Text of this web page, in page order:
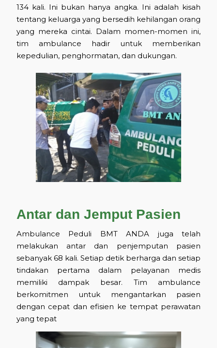
134 kali. Ini bukan hanya angka. Ini adalah kisah
tentang keluarga yang bersedih kehilangan orang
yang mereka cintai. Dalam momen-momen ini,
tim ambulance hadir untuk memberikan
kepedulian, penghormatan, dan dukungan.
Antar dan Jemput Pasien
Ambulance Peduli BMT ANDA juga telah
melakukan antar dan penjemputan pasien
sebanyak 68 kali. Setiap detik berharga dan setiap
tindakan pertama dalam pelayanan medis
memiliki dampak besar. Tim ambulance
berkomitmen untuk mengantarkan pasien
dengan cepat dan efisien ke tempat perawatan
yang tepat